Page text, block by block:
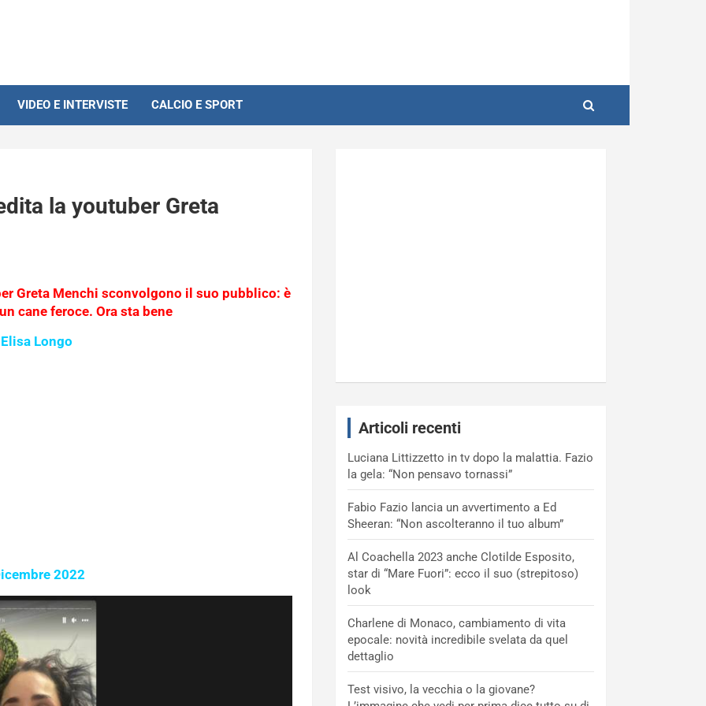
VIDEO E INTERVISTE CALCIO E SPORT
la youtuber Greta
Greta Menchi sconvolgono il suo pubblico: è
cane feroce. Ora sta bene
Longo
2022
Articoli recenti
Luciana Littizzetto in tv dopo la malattia. Fazio
la gela: “Non pensavo tornassi”
Fabio Fazio lancia un avvertimento a Ed
Sheeran: “Non ascolteranno il tuo album”
Al Coachella 2023 anche Clotilde Esposito,
star di “Mare Fuori”: ecco il suo (strepitoso)
look
Charlene di Monaco, cambiamento di vita
epocale: novità incredibile svelata da quel
dettaglio
Test visivo, la vecchia o la giovane?